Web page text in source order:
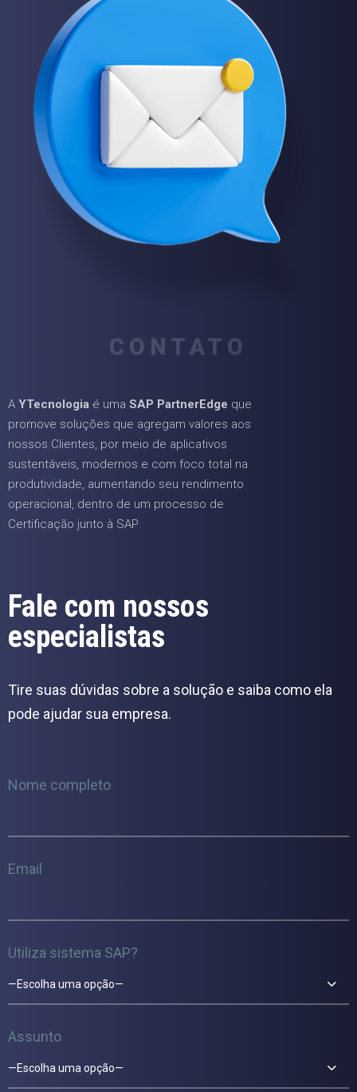
CONTATO
A YTecnologia é uma SAP PartnerEdge que
promove soluções que agregam valores aos
nossos Clientes, por meio de aplicativos
sustentáveis, modernos e com foco total na
produtividade, aumentando seu rendimento
operacional, dentro de um processo de
Certificação junto à SAP
Fale com nossos
especialistas
Tire suas dúvidas sobre a solução e saiba como ela
pode ajudar sua empresa.
Nome completo
Email
Utiliza sistema SAP?
—Escolha uma opção—
Assunto
—Escolha uma opção—